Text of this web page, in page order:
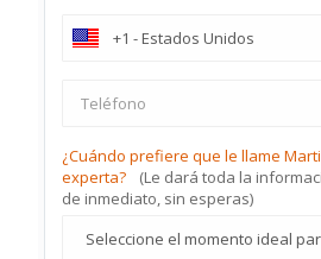
¿Cuándo prefiere que le llame
experta?
(Le dará toda la
de inmediato, sin esperas)